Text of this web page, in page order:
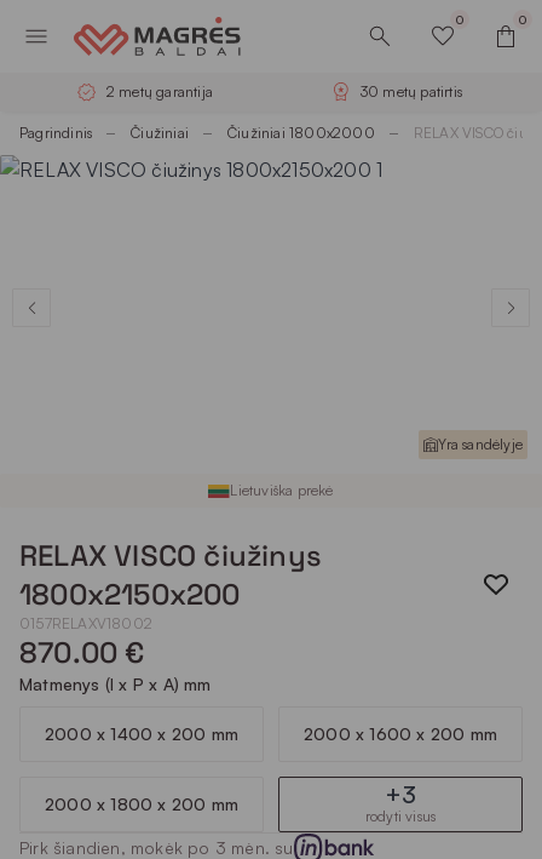
0 0
2 metų garantija 30 metų patirtis
Pagrindinis Čiužiniai Čiužiniai 1800x2000 RELAX VISCO
Yra sandėlyje
Lietuviška prekė
RELAX VISCO čiužinys
1800x2150x200
0157RELAXV18002
870.00 €
Matmenys (I x P x A) mm
2000 x 1400 x 200 mm 2000 x 1600 x 200 mm
2000 x 1800 x 200 mm +3
rodyti visus
Pirk šiandien, mokėk po 3 mėn. su